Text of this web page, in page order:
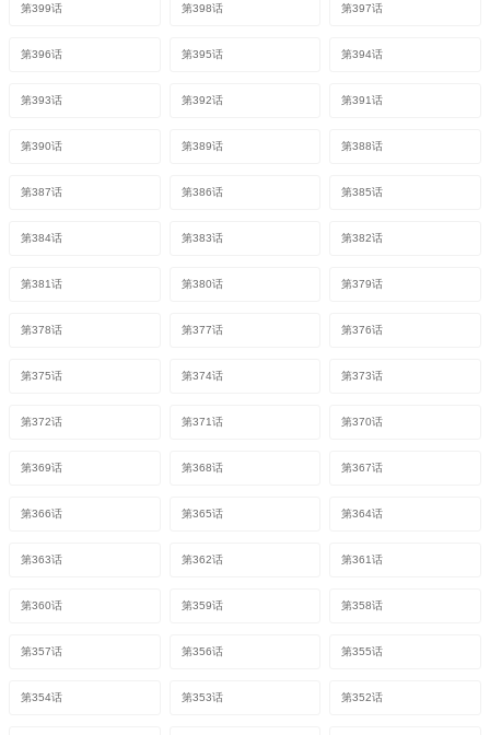
第399话 第398话 第397话
第396话 第395话 第394话
第393话 第392话 第391话
第390话 第389话 第388话
第387话 第386话 第385话
第384话 第383话 第382话
第381话 第380话 第379话
第378话 第377话 第376话
第375话 第374话 第373话
第372话 第371话 第370话
第369话 第368话 第367话
第366话 第365话 第364话
第363话 第362话 第361话
第360话 第359话 第358话
第357话 第356话 第355话
第354话 第353话 第352话